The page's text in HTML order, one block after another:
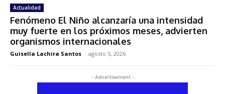
Actualidad
Fenómeno El Niño alcanzaría una intensidad
muy fuerte en los próximos meses, advierten
organismos internacionales
Guisella Lachira Santos - agosto 5, 2026
- Advertisement -